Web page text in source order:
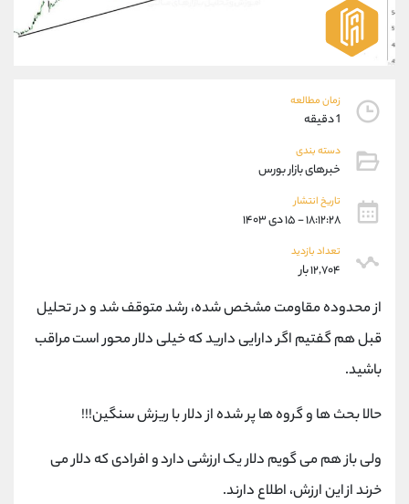
زمان مطالعه
1 دقیقه
دسته بندی
خبرهای بازار بورس
تاریخ انتشار
۱۸:۱۲:۲۸ - ۱۵ دی ۱۴۰۳
تعداد بازدید
۱۲,۷۰۴ بار
از محدوده مقاومت مشخص شده، رشد متوقف شد و در تحلیل
قبل هم گفتیم اگر دارایی دارید که خیلی دلار محور است مراقب
باشید.
حالا بحث ها و گروه ها پر شده از دلار با ریزش سنگین!!!
ولی باز هم می گویم دلار یک ارزشی دارد و افرادی که دلار می
خرند از این ارزش، اطلاع دارند.
09194198792
واتساپ شروع گفتگو
تلگرام
پشتیبان فروش
موبایل
واتساپ
تلگرام
داخلی
اطلاعات تماس
تلفن 021-22021030
بدون پیش شماره 90001030
اینستاگرام
کانال بله @alirezamehrabi_official